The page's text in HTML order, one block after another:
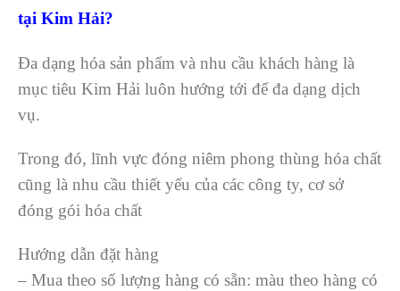
tại Kim Hải?
Đa dạng hóa sản phẩm và nhu cầu khách hàng là
mục tiêu Kim Hải luôn hướng tới để đa dạng dịch
vụ.
Trong đó, lĩnh vực đóng niêm phong thùng hóa chất
cũng là nhu cầu thiết yếu của các công ty, cơ sở
đóng gói hóa chất
Hướng dẫn đặt hàng
– Mua theo số lượng hàng có sẵn: màu theo hàng có